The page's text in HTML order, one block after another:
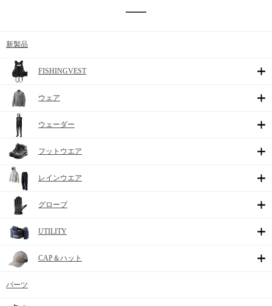
新製品
FISHINGVEST
ウェア
ウェーダー
フットウエア
レインウエア
グローブ
UTILITY
CAP＆ハット
パーツ